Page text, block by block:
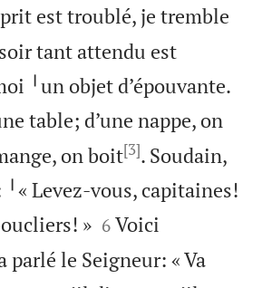
est troublé, je tremble
tant attendu est
╵un objet d’épouvante.
table; d’une nappe, on
on boit[3]. Soudain,
Levez-vous, capitaines!
»
6 Voici
parlé le Seigneur: « Va